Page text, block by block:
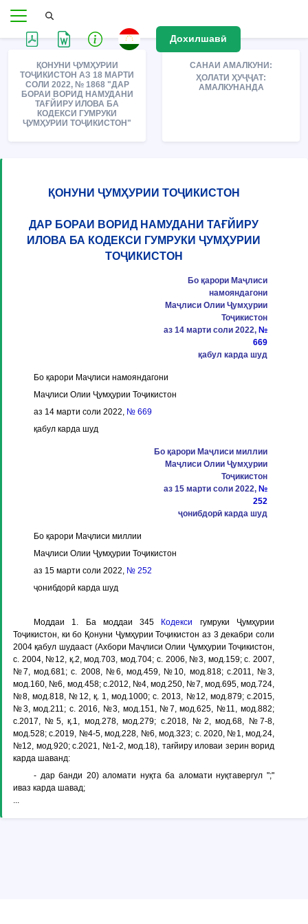
Дохилшавӣ
ҚОНУНИ ҶУМҲУРИИ
ТОҶИКИСТОН АЗ 18 МАРТИ
СОЛИ 2022, № 1868 "ДАР
БОРАИ ВОРИД НАМУДАНИ
ТАҒЙИРУ ИЛОВА БА
КОДЕКСИ ГУМРУКИ
ҶУМҲУРИИ ТОҶИКИСТОН"
САНАИ АМАЛКУНИ:
ҲОЛАТИ ҲУҶҶАТ:
АМАЛКУНАНДА
ҚОНУНИ ҶУМҲУРИИ ТОҶИКИСТОН
ДАР БОРАИ ВОРИД НАМУДАНИ ТАҒЙИРУ
ИЛОВА БА КОДЕКСИ ГУМРУКИ ҶУМҲУРИИ
ТОҶИКИСТОН
Бо қарори Маҷлиси
намояндагони
Маҷлиси Олии Ҷумҳурии
Тоҷикистон
аз 14 марти соли 2022, №
669
қабул карда шуд
Бо қарори Маҷлиси намояндагони
Маҷлиси Олии Ҷумҳурии Тоҷикистон
аз 14 марти соли 2022, № 669
қабул карда шуд
Бо қарори Маҷлиси миллии
Маҷлиси Олии Ҷумҳурии
Тоҷикистон
аз 15 марти соли 2022, №
252
ҷонибдорӣ карда шуд
Бо қарори Маҷлиси миллии
Маҷлиси Олии Ҷумҳурии Тоҷикистон
аз 15 марти соли 2022, № 252
ҷонибдорӣ карда шуд
Моддаи 1. Ба моддаи 345 Кодекси
гумруки Ҷумҳурии
Тоҷикистон, ки бо Қонуни Ҷумҳурии Тоҷикистон аз 3 декабри соли
2004 қабул шудааст (Ахбори Маҷлиси Олии Ҷумҳурии Тоҷикистон,
с. 2004, №12, қ.2, мод.703, мод.704; с. 2006, №3, мод.159; с. 2007,
№7, мод.681; с. 2008, №6, мод.459, №10, мод.818; с.2011, №3,
мод.160, №6, мод.458; с.2012, №4, мод.250, №7, мод.695, мод.724,
№8, мод.818, №12, қ. 1, мод.1000; с. 2013, №12, мод.879; с.2015,
№3, мод.211; с. 2016, №3, мод.151, №7, мод.625, №11, мод.882;
с.2017, №5, қ.1, мод.278, мод.279; с.2018, №2, мод.68, №7-8,
мод.528; с.2019, №4-5, мод.228, №6, мод.323; с. 2020, №1, мод.24,
№12, мод.920; с.2021, №1-2, мод.18), тағйиру иловаи зерин ворид
карда шаванд:
- дар банди 20) аломати нуқта ба аломати нуқтавергул ";"
иваз карда шавад;
...